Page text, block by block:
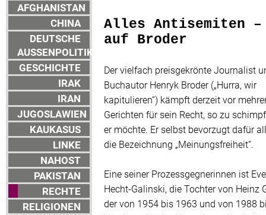
AFGHANISTAN
CHINA
DEUTSCHE
AUSSENPOLITIK
GESCHICHTE
IRAK
IRAN
JUGOSLAWIEN
KAUKASUS
LINKE
NAHOST
PAKISTAN
RECHTE
RELIGIONEN
Alles Antisemiten
auf Broder
Der vielfach preisgekrönte Journalist
Buchautor Henryk Broder („Hurra, wir
kapitulieren“) kämpft derzeit vor
Gerichten für sein Recht, so zu
er möchte. Er selbst bevorzugt dafür
die Bezeichnung „Meinungsfreiheit“.
Eine seiner Prozessgegnerinnen ist
Hecht-Galinski, die Tochter von Heinz
der von 1954 bis 1963 und von 1988